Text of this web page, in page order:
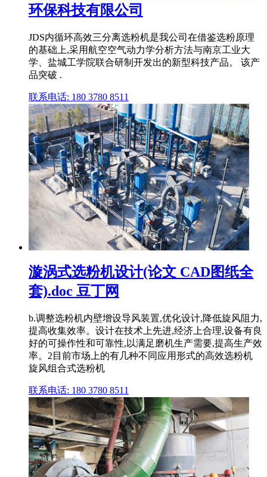
环保科技有限公司
JDS内循环高效三分离选粉机是我公司在借鉴选粉原理
的基础上,采用航空空气动力学分析方法与南京工业大
学、盐城工学院联合研制开发出的新型科技产品。 该产
品突破 .
联系电话: 180 3780 8511
漩涡式选粉机设计(论文 CAD图纸全
套).doc 豆丁网
b.调整选粉机内壁增设导风装置,优化设计,降低旋风阻力,
提高收集效率。设计在技术上先进,经济上合理,设备有良
好的可操作性和可靠性,以满足磨机生产需要,提高生产效
率。2目前市场上的有几种不同应用形式的高效选粉机
旋风组合式选粉机
联系电话: 180 3780 8511